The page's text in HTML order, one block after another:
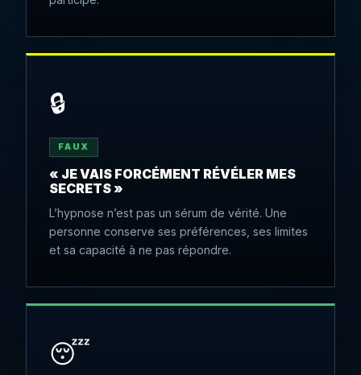
🔒
FAUX
« JE VAIS FORCÉMENT RÉVÉLER MES
SECRETS »
L’hypnose n’est pas un sérum de vérité. Une
personne conserve ses préférences, ses limites
et sa capacité à ne pas répondre.
😴